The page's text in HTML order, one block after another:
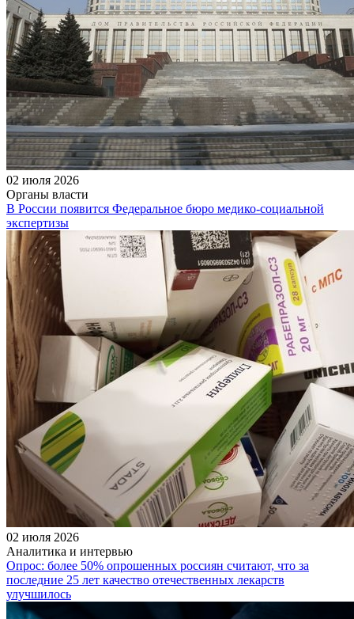
02 июля 2026
Органы власти
В России появится Федеральное бюро медико-социальной
экспертизы
02 июля 2026
Аналитика и интервью
Опрос: более 50% опрошенных россиян считают, что за
последние 25 лет качество отечественных лекарств
улучшилось